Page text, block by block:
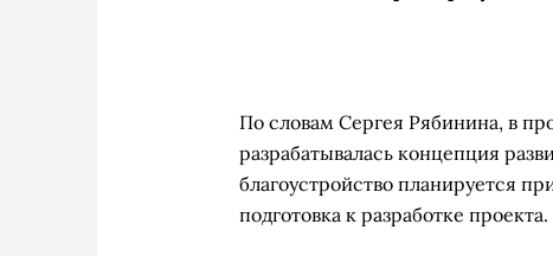
По словам Сергея Рябинина, в
разрабатывалась концепция
благоустройство планируется
подготовка к разработке проекта.